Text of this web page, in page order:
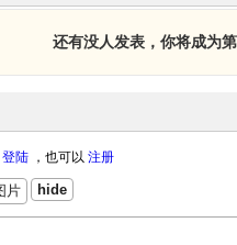
还有没人发表，你将成为
登陆 ，也可以 注册